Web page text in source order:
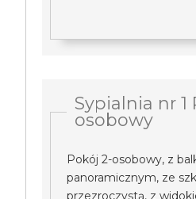
Sypialnia nr 1
osobowy
Pokój 2-osobowy, z
panoramicznym, ze
przezroczystą, z